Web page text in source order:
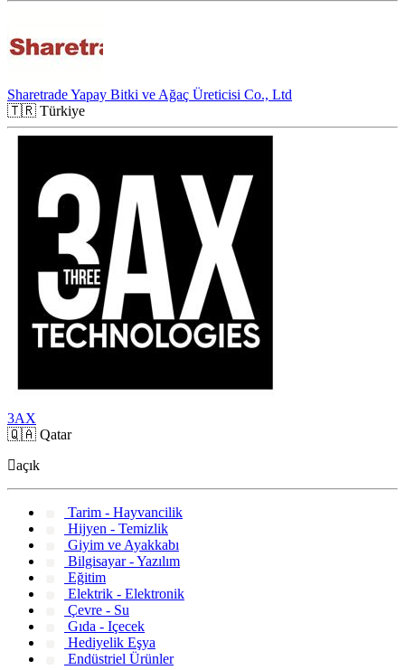
Sharetrade Yapay Bitki ve Ağaç Üreticisi Co., Ltd
🇹🇷 Türkiye
3AX
🇶🇦 Qatar
açık
Tarim - Hayvancilik
Hijyen - Temizlik
Giyim ve Ayakkabı
Bilgisayar - Yazılım
Eğitim
Elektrik - Elektronik
Çevre - Su
Gıda - Içecek
Hediyelik Eşya
Endüstriel Ürünler